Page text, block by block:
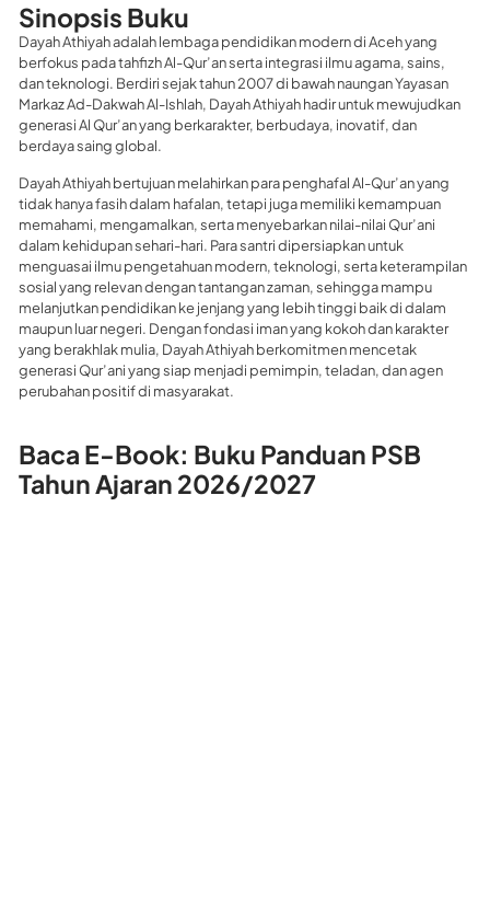
Sinopsis Buku
Dayah Athiyah adalah lembaga pendidikan modern di Aceh yang
berfokus pada tahfizh Al-Qur’an serta integrasi ilmu agama, sains,
dan teknologi. Berdiri sejak tahun 2007 di bawah naungan Yayasan
Markaz Ad-Dakwah Al-Ishlah, Dayah Athiyah hadir untuk mewujudkan
generasi Al Qur’an yang berkarakter, berbudaya, inovatif, dan
berdaya saing global.
Dayah Athiyah bertujuan melahirkan para penghafal Al-Qur’an yang
tidak hanya fasih dalam hafalan, tetapi juga memiliki kemampuan
memahami, mengamalkan, serta menyebarkan nilai-nilai Qur’ani
dalam kehidupan sehari-hari. Para santri dipersiapkan untuk
menguasai ilmu pengetahuan modern, teknologi, serta keterampilan
sosial yang relevan dengan tantangan zaman, sehingga mampu
melanjutkan pendidikan ke jenjang yang lebih tinggi baik di dalam
maupun luar negeri. Dengan fondasi iman yang kokoh dan karakter
yang berakhlak mulia, Dayah Athiyah berkomitmen mencetak
generasi Qur’ani yang siap menjadi pemimpin, teladan, dan agen
perubahan positif di masyarakat.
Baca E-Book: Buku Panduan PSB
Tahun Ajaran 2026/2027